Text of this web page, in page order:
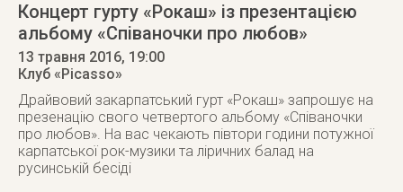
Концерт гурту «Рокаш» із презентацією
альбому «Співаночки про любов»
13 травня 2016, 19:00
Клуб «Picasso»
Драйвовий закарпатський гурт «Рокаш» запрошує на
презенацію свого четвертого альбому «Співаночки
про любов». На вас чекають півтори години потужної
карпатської рок-музики та ліричних балад на
русинській бесіді